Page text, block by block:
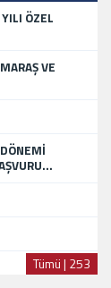
ÖZEL
VE
Tümü | 253